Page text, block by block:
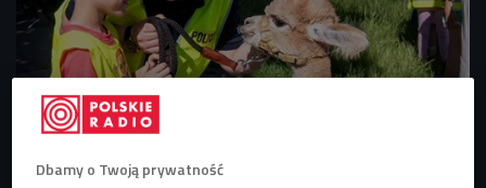
Dbamy o Twoją prywatność